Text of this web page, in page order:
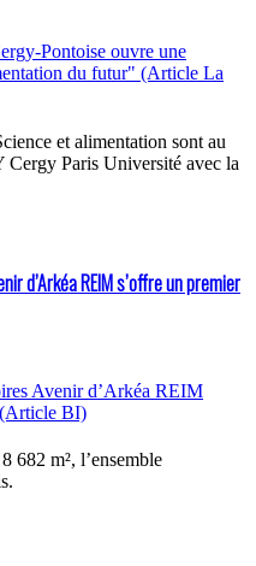
et alimentation sont au
Cergy Paris Université avec la
d’Arkéa REIM s’offre un premier
682 m², l’ensemble